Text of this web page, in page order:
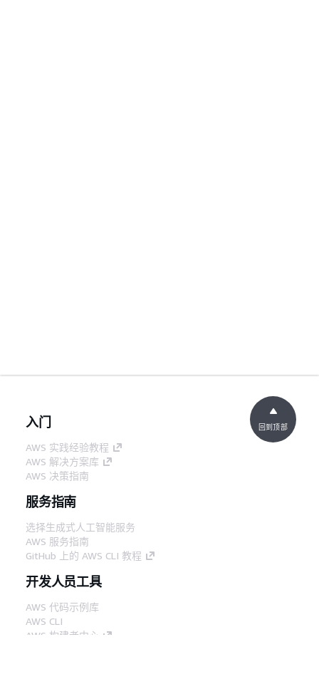
入门
AWS 实践经验教程
AWS 解决方案库
AWS 决策指南
服务指南
选择生成式人工智能服务
AWS 服务指南
GitHub 上的 AWS CLI 教程
开发人员工具
AWS 代码示例库
AWS CLI
AWS 构建者中心
回到顶部